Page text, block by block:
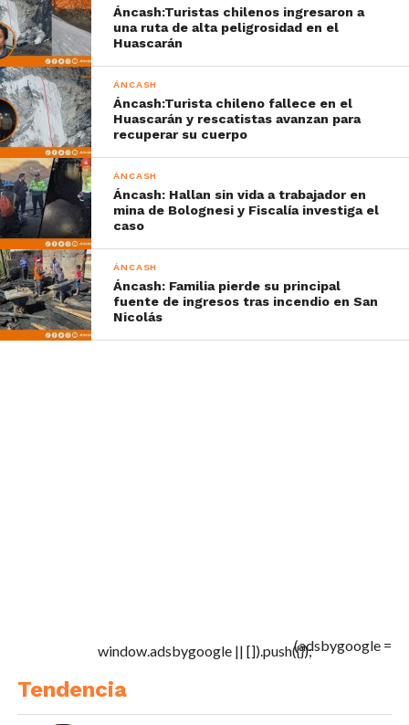
Áncash:Turistas chilenos ingresaron a
una ruta de alta peligrosidad en el
Huascarán
ÁNCASH
Áncash:Turista chileno fallece en el
Huascarán y rescatistas avanzan para
recuperar su cuerpo
ÁNCASH
Áncash: Hallan sin vida a trabajador en
mina de Bolognesi y Fiscalía investiga el
caso
ÁNCASH
Áncash: Familia pierde su principal
fuente de ingresos tras incendio en San
Nicolás
(adsbygoogle =
window.adsbygoogle || []).push({});
Tendencia